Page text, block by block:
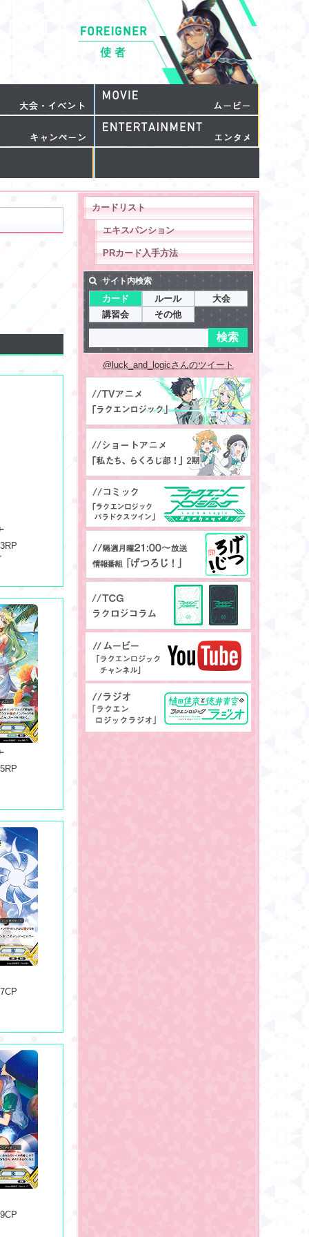
カードリスト
エキスパンション
PRカード入手方法
サイト内検索
カード ルール
大会
講習会
その他
@luck_and_logicさんのツイート